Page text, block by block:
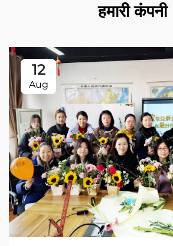
हमारी कंपनी
12
Aug